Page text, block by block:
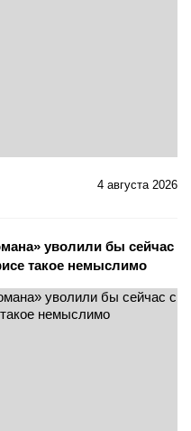
4 августа 2026
уволили бы сейчас
такое немыслимо